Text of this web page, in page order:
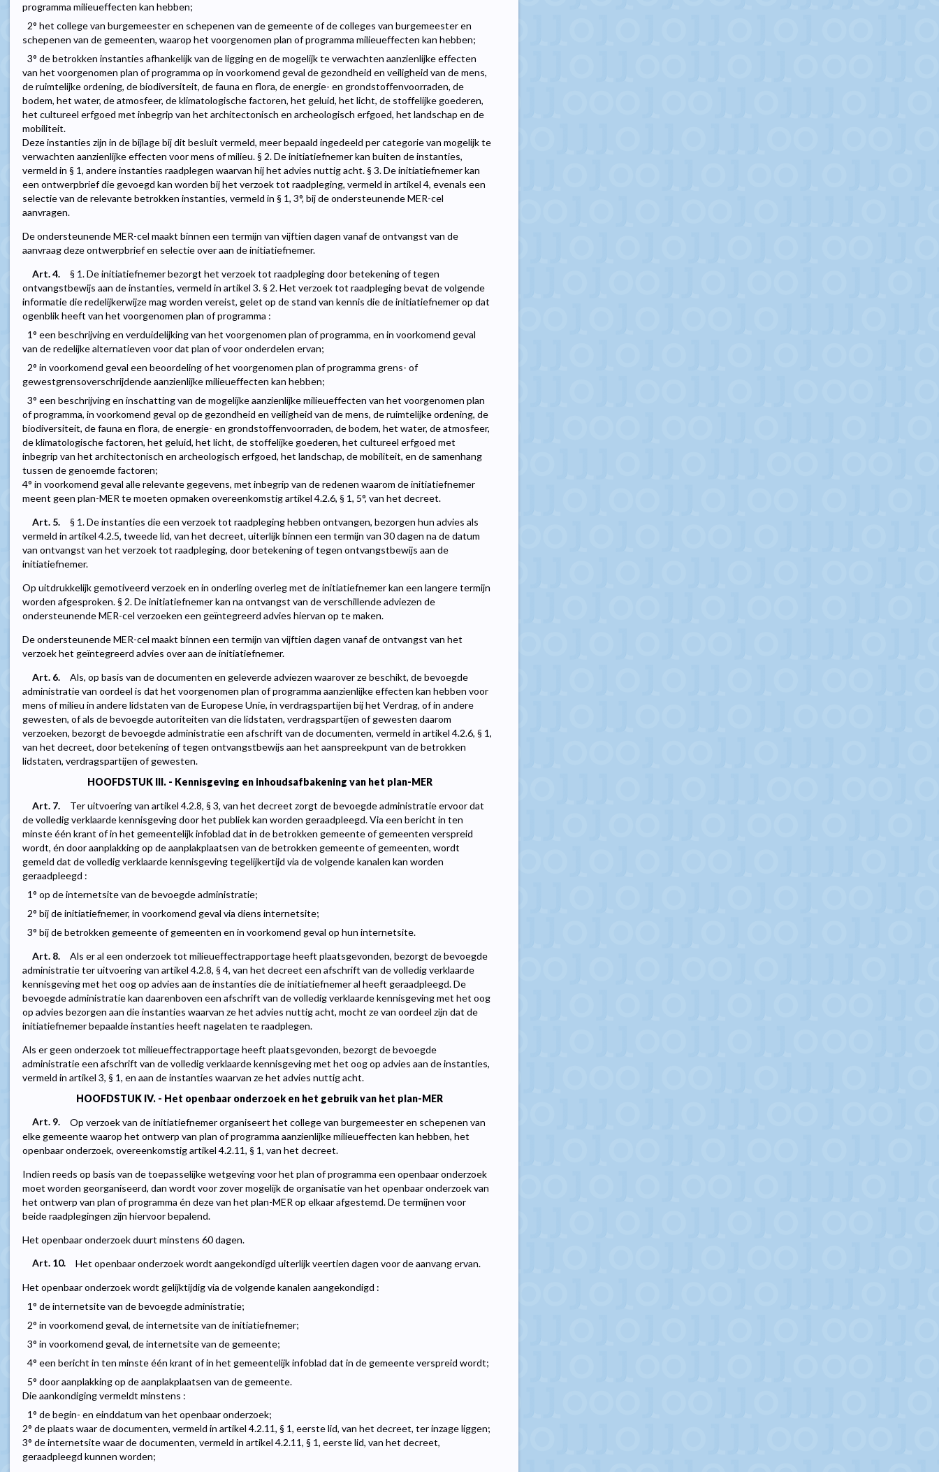
programma milieueffecten kan hebben;
2° het college van burgemeester en schepenen van de gemeente of de colleges van burgemeester en
schepenen van de gemeenten, waarop het voorgenomen plan of programma milieueffecten kan hebben;
3° de betrokken instanties afhankelijk van de ligging en de mogelijk te verwachten aanzienlijke effecten
van het voorgenomen plan of programma op in voorkomend geval de gezondheid en veiligheid van de mens,
de ruimtelijke ordening, de biodiversiteit, de fauna en flora, de energie- en grondstoffenvoorraden, de
bodem, het water, de atmosfeer, de klimatologische factoren, het geluid, het licht, de stoffelijke goederen,
het cultureel erfgoed met inbegrip van het architectonisch en archeologisch erfgoed, het landschap en de
mobiliteit.
Deze instanties zijn in de bijlage bij dit besluit vermeld, meer bepaald ingedeeld per categorie van mogelijk te
verwachten aanzienlijke effecten voor mens of milieu. § 2. De initiatiefnemer kan buiten de instanties,
vermeld in § 1, andere instanties raadplegen waarvan hij het advies nuttig acht. § 3. De initiatiefnemer kan
een ontwerpbrief die gevoegd kan worden bij het verzoek tot raadpleging, vermeld in artikel 4, evenals een
selectie van de relevante betrokken instanties, vermeld in § 1, 3°, bij de ondersteunende MER-cel
aanvragen.
De ondersteunende MER-cel maakt binnen een termijn van vijftien dagen vanaf de ontvangst van de
aanvraag deze ontwerpbrief en selectie over aan de initiatiefnemer.
Art. 4.
§ 1. De initiatiefnemer bezorgt het verzoek tot raadpleging door betekening of tegen
ontvangstbewijs aan de instanties, vermeld in artikel 3. § 2. Het verzoek tot raadpleging bevat de volgende
informatie die redelijkerwijze mag worden vereist, gelet op de stand van kennis die de initiatiefnemer op dat
ogenblik heeft van het voorgenomen plan of programma :
1° een beschrijving en verduidelijking van het voorgenomen plan of programma, en in voorkomend geval
van de redelijke alternatieven voor dat plan of voor onderdelen ervan;
2° in voorkomend geval een beoordeling of het voorgenomen plan of programma grens- of
gewestgrensoverschrijdende aanzienlijke milieueffecten kan hebben;
3° een beschrijving en inschatting van de mogelijke aanzienlijke milieueffecten van het voorgenomen plan
of programma, in voorkomend geval op de gezondheid en veiligheid van de mens, de ruimtelijke ordening, de
biodiversiteit, de fauna en flora, de energie- en grondstoffenvoorraden, de bodem, het water, de atmosfeer,
de klimatologische factoren, het geluid, het licht, de stoffelijke goederen, het cultureel erfgoed met
inbegrip van het architectonisch en archeologisch erfgoed, het landschap, de mobiliteit, en de samenhang
tussen de genoemde factoren;
4° in voorkomend geval alle relevante gegevens, met inbegrip van de redenen waarom de initiatiefnemer
meent geen plan-MER te moeten opmaken overeenkomstig artikel 4.2.6, § 1, 5°, van het decreet.
Art. 5.
§ 1. De instanties die een verzoek tot raadpleging hebben ontvangen, bezorgen hun advies als
vermeld in artikel 4.2.5, tweede lid, van het decreet, uiterlijk binnen een termijn van 30 dagen na de datum
van ontvangst van het verzoek tot raadpleging, door betekening of tegen ontvangstbewijs aan de
initiatiefnemer.
Op uitdrukkelijk gemotiveerd verzoek en in onderling overleg met de initiatiefnemer kan een langere termijn
worden afgesproken. § 2. De initiatiefnemer kan na ontvangst van de verschillende adviezen de
ondersteunende MER-cel verzoeken een geïntegreerd advies hiervan op te maken.
De ondersteunende MER-cel maakt binnen een termijn van vijftien dagen vanaf de ontvangst van het
verzoek het geïntegreerd advies over aan de initiatiefnemer.
Art. 6.
Als, op basis van de documenten en geleverde adviezen waarover ze beschikt, de bevoegde
administratie van oordeel is dat het voorgenomen plan of programma aanzienlijke effecten kan hebben voor
mens of milieu in andere lidstaten van de Europese Unie, in verdragspartijen bij het Verdrag, of in andere
gewesten, of als de bevoegde autoriteiten van die lidstaten, verdragspartijen of gewesten daarom
verzoeken, bezorgt de bevoegde administratie een afschrift van de documenten, vermeld in artikel 4.2.6, § 1,
van het decreet, door betekening of tegen ontvangstbewijs aan het aanspreekpunt van de betrokken
lidstaten, verdragspartijen of gewesten.
HOOFDSTUK III. - Kennisgeving en inhoudsafbakening van het plan-MER
Art. 7.
Ter uitvoering van artikel 4.2.8, § 3, van het decreet zorgt de bevoegde administratie ervoor dat
de volledig verklaarde kennisgeving door het publiek kan worden geraadpleegd. Via een bericht in ten
minste één krant of in het gemeentelijk infoblad dat in de betrokken gemeente of gemeenten verspreid
wordt, én door aanplakking op de aanplakplaatsen van de betrokken gemeente of gemeenten, wordt
gemeld dat de volledig verklaarde kennisgeving tegelijkertijd via de volgende kanalen kan worden
geraadpleegd :
1° op de internetsite van de bevoegde administratie;
2° bij de initiatiefnemer, in voorkomend geval via diens internetsite;
3° bij de betrokken gemeente of gemeenten en in voorkomend geval op hun internetsite.
Art. 8.
Als er al een onderzoek tot milieueffectrapportage heeft plaatsgevonden, bezorgt de bevoegde
administratie ter uitvoering van artikel 4.2.8, § 4, van het decreet een afschrift van de volledig verklaarde
kennisgeving met het oog op advies aan de instanties die de initiatiefnemer al heeft geraadpleegd. De
bevoegde administratie kan daarenboven een afschrift van de volledig verklaarde kennisgeving met het oog
op advies bezorgen aan die instanties waarvan ze het advies nuttig acht, mocht ze van oordeel zijn dat de
initiatiefnemer bepaalde instanties heeft nagelaten te raadplegen.
Als er geen onderzoek tot milieueffectrapportage heeft plaatsgevonden, bezorgt de bevoegde
administratie een afschrift van de volledig verklaarde kennisgeving met het oog op advies aan de instanties,
vermeld in artikel 3, § 1, en aan de instanties waarvan ze het advies nuttig acht.
HOOFDSTUK IV. - Het openbaar onderzoek en het gebruik van het plan-MER
Art. 9.
Op verzoek van de initiatiefnemer organiseert het college van burgemeester en schepenen van
elke gemeente waarop het ontwerp van plan of programma aanzienlijke milieueffecten kan hebben, het
openbaar onderzoek, overeenkomstig artikel 4.2.11, § 1, van het decreet.
Indien reeds op basis van de toepasselijke wetgeving voor het plan of programma een openbaar onderzoek
moet worden georganiseerd, dan wordt voor zover mogelijk de organisatie van het openbaar onderzoek van
het ontwerp van plan of programma én deze van het plan-MER op elkaar afgestemd. De termijnen voor
beide raadplegingen zijn hiervoor bepalend.
Het openbaar onderzoek duurt minstens 60 dagen.
Art. 10.
Het openbaar onderzoek wordt aangekondigd uiterlijk veertien dagen voor de aanvang ervan.
Het openbaar onderzoek wordt gelijktijdig via de volgende kanalen aangekondigd :
1° de internetsite van de bevoegde administratie;
2° in voorkomend geval, de internetsite van de initiatiefnemer;
3° in voorkomend geval, de internetsite van de gemeente;
4° een bericht in ten minste één krant of in het gemeentelijk infoblad dat in de gemeente verspreid wordt;
5° door aanplakking op de aanplakplaatsen van de gemeente.
Die aankondiging vermeldt minstens :
1° de begin- en einddatum van het openbaar onderzoek;
2° de plaats waar de documenten, vermeld in artikel 4.2.11, § 1, eerste lid, van het decreet, ter inzage liggen;
3° de internetsite waar de documenten, vermeld in artikel 4.2.11, § 1, eerste lid, van het decreet,
geraadpleegd kunnen worden;